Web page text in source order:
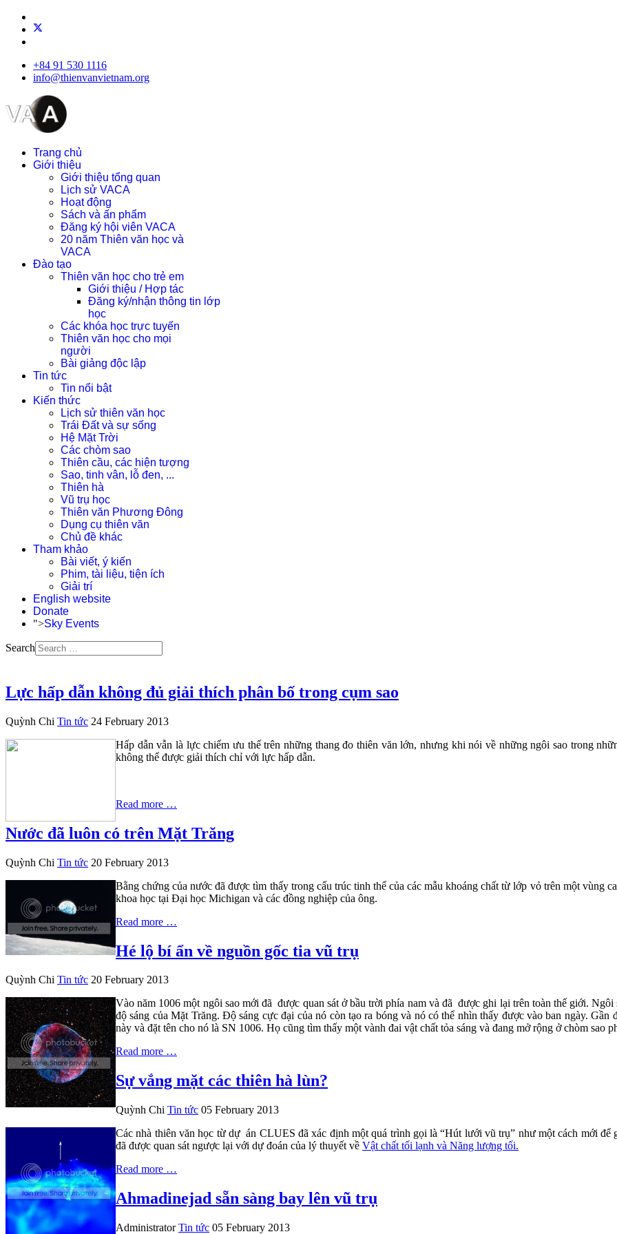
+84 91 530 1116
info@thienvanvietnam.org
Trang chủ
Giới thiệu
Giới thiệu tổng quan
Lịch sử VACA
Hoạt động
Sách và ấn phẩm
Đăng ký hội viên VACA
20 năm Thiên văn học và
VACA
Đào tạo
Thiên văn học cho trẻ em
Giới thiệu / Hợp tác
Đăng ký/nhận thông tin lớp
học
Các khóa học trực tuyến
Thiên văn học cho mọi
người
Bài giảng độc lập
Tin tức
Tin nổi bật
Kiến thức
Lịch sử thiên văn học
Trái Đất và sự sống
Hệ Mặt Trời
Các chòm sao
Thiên cầu, các hiện tượng
Sao, tinh vân, lỗ đen, ...
Thiên hà
Vũ trụ học
Thiên văn Phương Đông
Dụng cụ thiên văn
Chủ đề khác
Tham khảo
Bài viết, ý kiến
Phim, tài liệu, tiện ích
Giải trí
English website
Donate
">Sky Events
Search
Lực hấp dẫn không đủ giải thích phân bố trong cụm sao
Quỳnh Chi Tin tức 24 February 2013
Hấp dẫn vẫn là lực chiếm ưu thế trên những thang đo thiên văn lớn, nhưng khi nói về những ngôi sao trong
không thể được giải thích chỉ với lực hấp dẫn.
Read more …
Nước đã luôn có trên Mặt Trăng
Quỳnh Chi Tin tức 20 February 2013
Bằng chứng của nước đã được tìm thấy trong cấu trúc tinh thể của các mẫu khoáng chất từ lớp vỏ trên một vùng
khoa học tại Đại học Michigan và các đồng nghiệp của ông.
Read more …
Hé lộ bí ẩn về nguồn gốc tia vũ trụ
Quỳnh Chi Tin tức 20 February 2013
Vào năm 1006 một ngôi sao mới đã được quan sát ở bầu trời phía nam và đã được ghi lại trên toàn thế giới.
độ sáng của Mặt Trăng. Độ sáng cực đại của nó còn tạo ra bóng và nó có thể nhìn thấy được vào ban ngày.
này và đặt tên cho nó là SN 1006. Họ cũng tìm thấy một vành đai vật chất tỏa sáng và đang mở rộng ở chòm sao
Read more …
Sự vắng mặt các thiên hà lùn?
Quỳnh Chi Tin tức 05 February 2013
Các nhà thiên văn học từ dự án CLUES đã xác định một quá trình gọi là “Hút lưới vũ trụ” như một cách mới
đã được quan sát ngược lại với dự đoán của lý thuyết về Vật chất tối lạnh và Năng lượng tối.
Read more …
Ahmadinejad sẵn sàng bay lên vũ trụ
Administrator Tin tức 05 February 2013